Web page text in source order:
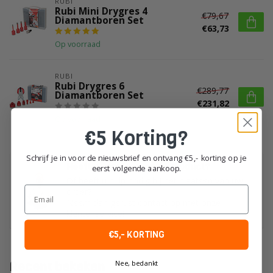
Rubi Mini Drygres 4
Diamantboren Set
Op voorraad
€79,67
€63,73
RUBI
Rubi Drygres 6
Diamantboren Set
€289,77
€231,82
Heeft u vragen over dit product?
klantenservice!
Recent bekeken
€5 Korting?
Schrijf je in voor de nieuwsbrief en ontvang €5,- korting op je
eerst volgende aankoop.
Email
€5,- KORTING
Nee, bedankt